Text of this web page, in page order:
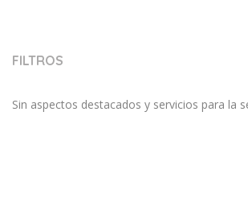
FILTROS
Sin aspectos destacados y servicios para la